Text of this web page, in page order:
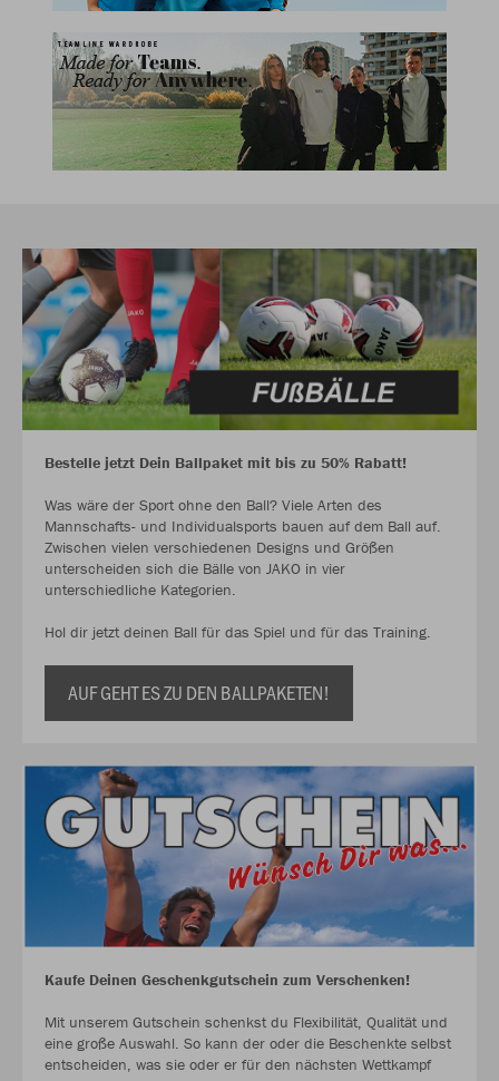
Bestelle jetzt Dein Ballpaket mit bis zu 50% Rabatt!
Was wäre der Sport ohne den Ball? Viele Arten des
Mannschafts- und Individualsports bauen auf dem Ball auf.
Zwischen vielen verschiedenen Designs und Größen
unterscheiden sich die Bälle von JAKO in vier
unterschiedliche Kategorien.
Hol dir jetzt deinen Ball für das Spiel und für das Training.
AUF GEHT ES ZU DEN BALLPAKETEN!
Kaufe Deinen Geschenkgutschein zum Verschenken!
Mit unserem Gutschein schenkst du Flexibilität, Qualität und
eine große Auswahl. So kann der oder die Beschenkte selbst
entscheiden, was sie oder er für den nächsten Wettkampf